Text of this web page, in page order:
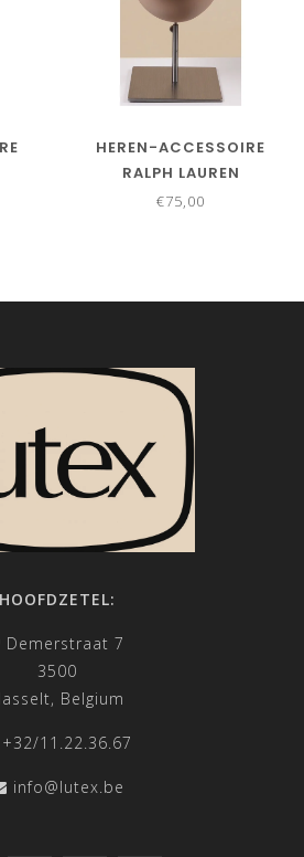
HEREN-ACCESSOIRE
RALPH LAUREN
€75,00
HOOFDZETEL:
Demerstraat 7
3500
Belgium
+32/11.22.36.67
info@lutex.be